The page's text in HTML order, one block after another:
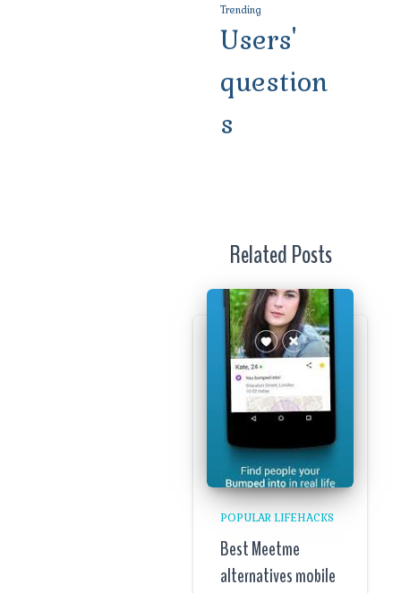
Trending
Users'
question
s
Related Posts
POPULAR LIFEHACKS
Best Meetme
alternatives mobile